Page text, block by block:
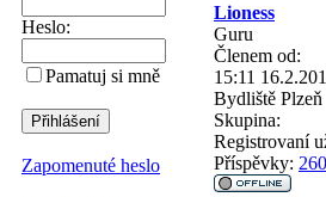
Heslo:
Pamatuj si mně
Zapomenuté heslo
Lioness
Guru
Členem od:
15:11
Bydliště Plzeň
Skupina:
Registrovaní
Příspěvky: 260